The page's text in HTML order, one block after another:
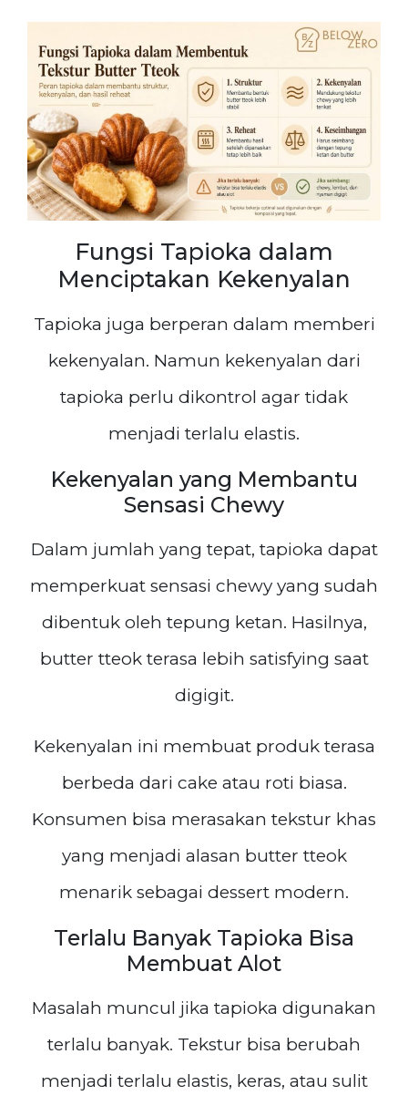
Fungsi Tapioka dalam
Menciptakan Kekenyalan
Tapioka juga berperan dalam memberi
kekenyalan. Namun kekenyalan dari
tapioka perlu dikontrol agar tidak
menjadi terlalu elastis.
Kekenyalan yang Membantu
Sensasi Chewy
Dalam jumlah yang tepat, tapioka dapat
memperkuat sensasi chewy yang sudah
dibentuk oleh tepung ketan. Hasilnya,
butter tteok terasa lebih satisfying saat
digigit.
Kekenyalan ini membuat produk terasa
berbeda dari cake atau roti biasa.
Konsumen bisa merasakan tekstur khas
yang menjadi alasan butter tteok
menarik sebagai dessert modern.
Terlalu Banyak Tapioka Bisa
Membuat Alot
Masalah muncul jika tapioka digunakan
terlalu banyak. Tekstur bisa berubah
menjadi terlalu elastis, keras, atau sulit